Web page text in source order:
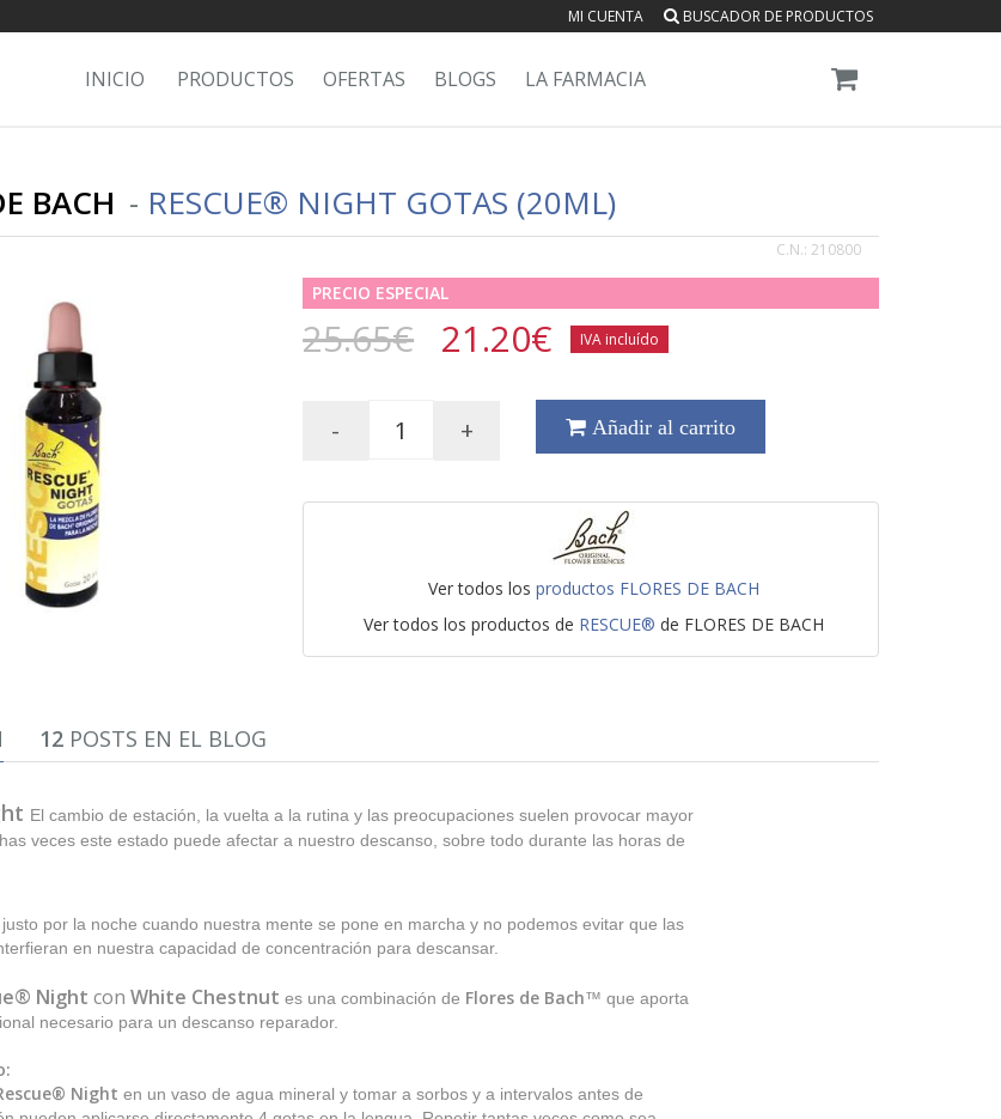
MI CUENTA BUSCADOR DE PRODUCTOS
INICIO PRODUCTOS OFERTAS BLOGS LA FARMACIA
BACH - RESCUE® NIGHT GOTAS (20ML)
C.N.: 210800
PRECIO ESPECIAL
25.65€ 21.20€ IVA incluído
- + Añadir al carrito
Ver todos losproductos FLORES DE BACH
Ver todos los productos de RESCUE® de FLORES DE BACH
12POSTS EN EL BLOG
El cambio de estación, la vuelta a la rutina y las preocupaciones suelen provocar mayor
veces este estado puede afectar a nuestro descanso, sobre todo durante las horas de
por la noche cuando nuestra mente se pone en marcha y no podemos evitar que las
en nuestra capacidad de concentración para descansar.
Night con White Chestnut es una combinación de Flores de Bach™ que aporta
necesario para un descanso reparador.
Night en un vaso de agua mineral y tomar a sorbos y a intervalos antes de